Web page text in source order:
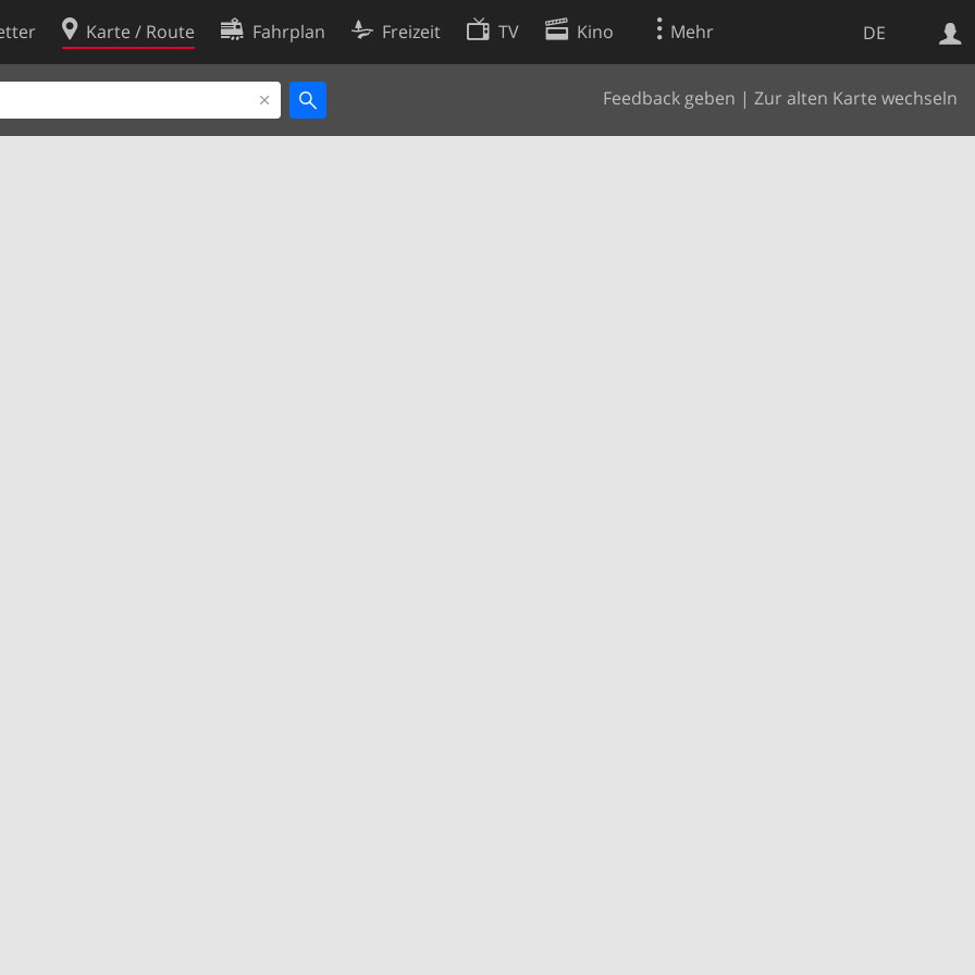
DE
Karte / Route Fahrplan Freizeit TV Kino Mehr
Feedback geben | Zur alten Karte wechseln
Websuche
Cookie-Richtlinie
Cookie-Einstellungen